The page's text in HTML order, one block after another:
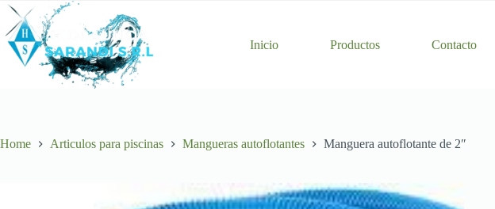
Skip
content
Inicio Productos Contacto
Home Articulos para piscinas Mangueras autoflotantes Manguera autoflotante de 2″